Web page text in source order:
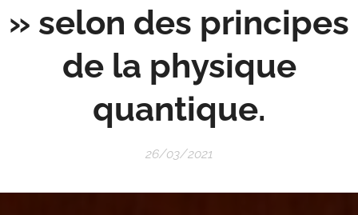
» selon des principes
de la physique
quantique.
26/03/2021